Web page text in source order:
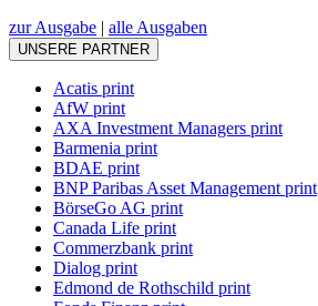
zur Ausgabe | alle Ausgaben
UNSERE PARTNER
Acatis print
AfW print
AXA Investment Managers print
Barmenia print
BDAE print
BNP Paribas Asset Management print
BörseGo AG print
Canada Life print
Commerzbank print
Dialog print
Edmond de Rothschild print